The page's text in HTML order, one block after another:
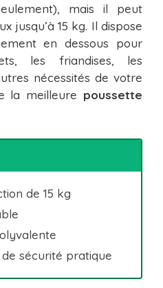
mais il peut
jusqu’à 15 kg. Il dispose
en dessous pour
les friandises, les
nécessités de votre
la meilleure poussette
de 15 kg
sécurité pratique